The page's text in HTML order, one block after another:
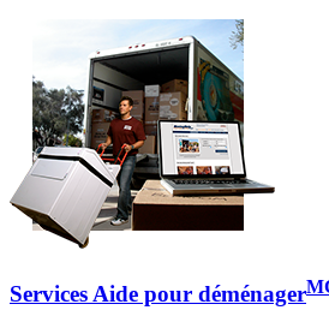
Services Aide pour déménager